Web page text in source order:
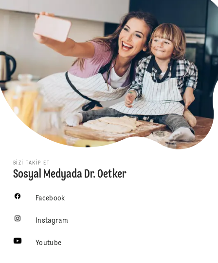
BIZI TAKIP ET
Sosyal Medyada Dr. Oetker
Facebook
Instagram
Youtube